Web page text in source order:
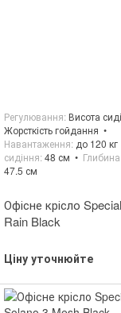
Офісне крісло
Rain Black
Ціну уточнюйте
Регулювання Висота
Жорсткість гойдання
Навантаження до 120 кг
сидіння 48 см
47.5 см